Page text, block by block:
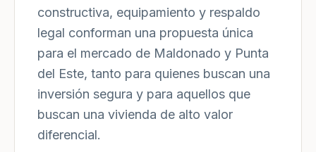
constructiva, equipamiento y respaldo
legal conforman una propuesta única
para el mercado de Maldonado y Punta
del Este, tanto para quienes buscan una
inversión segura y para aquellos que
buscan una vivienda de alto valor
diferencial.